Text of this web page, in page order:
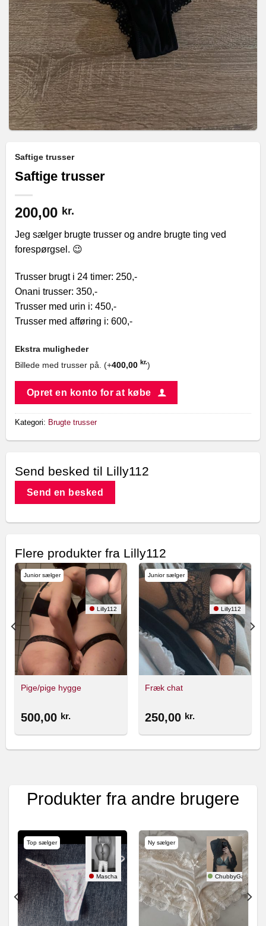
Saftige trusser
Saftige trusser
200,00 kr.
Jeg sælger brugte trusser og andre brugte ting ved
forespørgsel. 😉
Trusser brugt i 24 timer: 250,-
Onani trusser: 350,-
Trusser med urin i: 450,-
Trusser med afføring i: 600,-
Ekstra muligheder
Billede med trusser på. (+400,00 kr.)
Opret en konto for at købe
Kategori: Brugte trusser
Send besked til Lilly112
Send en besked
Flere produkter fra Lilly112
Junior sælger
Lilly112
Pige/pige hygge
500,00 kr.
Junior sælger
Lilly112
Fræk chat
250,00 kr.
Produkter fra andre brugere
Top sælger
Mascha
Ny sælger
ChubbyGamer